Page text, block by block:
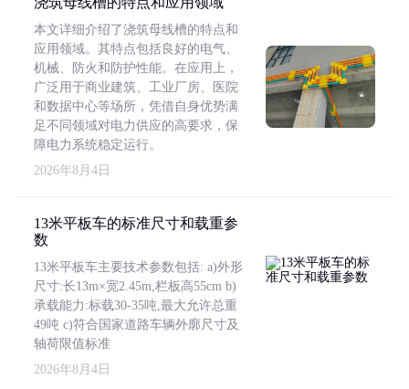
本文详细介绍了浇筑母线槽的特点和
应用领域。其特点包括良好的电气、
机械、防火和防护性能。在应用上，
广泛用于商业建筑、工业厂房、医院
和数据中心等场所，凭借自身优势满
足不同领域对电力供应的高要求，保
障电力系统稳定运行。
2026年8月4日
13米平板车的标准尺寸和载重参
数
13米平板车主要技术参数包括: a)外形
尺寸:长13m×宽2.45m,栏板高55cm b)
承载能力:标载30-35吨,最大允许总重
49吨 c)符合国家道路车辆外廓尺寸及
轴荷限值标准
2026年8月4日